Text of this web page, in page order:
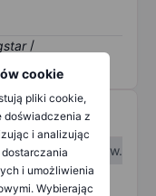
cookie
pliki cookie,
z
i analizując
i umożliwienia
Wybierając
/
kw.
W II kw.